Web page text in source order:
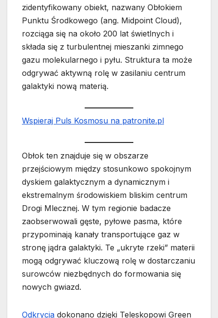
zidentyfikowany obiekt, nazwany Obłokiem
Punktu Środkowego (ang. Midpoint Cloud),
rozciąga się na około 200 lat świetlnych i
składa się z turbulentnej mieszanki zimnego
gazu molekularnego i pyłu. Struktura ta może
odgrywać aktywną rolę w zasilaniu centrum
galaktyki nową materią.
Wspieraj Puls Kosmosu na patronite.pl
Obłok ten znajduje się w obszarze
przejściowym między stosunkowo spokojnym
dyskiem galaktycznym a dynamicznym i
ekstremalnym środowiskiem bliskim centrum
Drogi Mlecznej. W tym regionie badacze
zaobserwowali gęste, pyłowe pasma, które
przypominają kanały transportujące gaz w
stronę jądra galaktyki. Te „ukryte rzeki” materii
mogą odgrywać kluczową rolę w dostarczaniu
surowców niezbędnych do formowania się
nowych gwiazd.
Odkrycia dokonano dzięki Teleskopowi Green